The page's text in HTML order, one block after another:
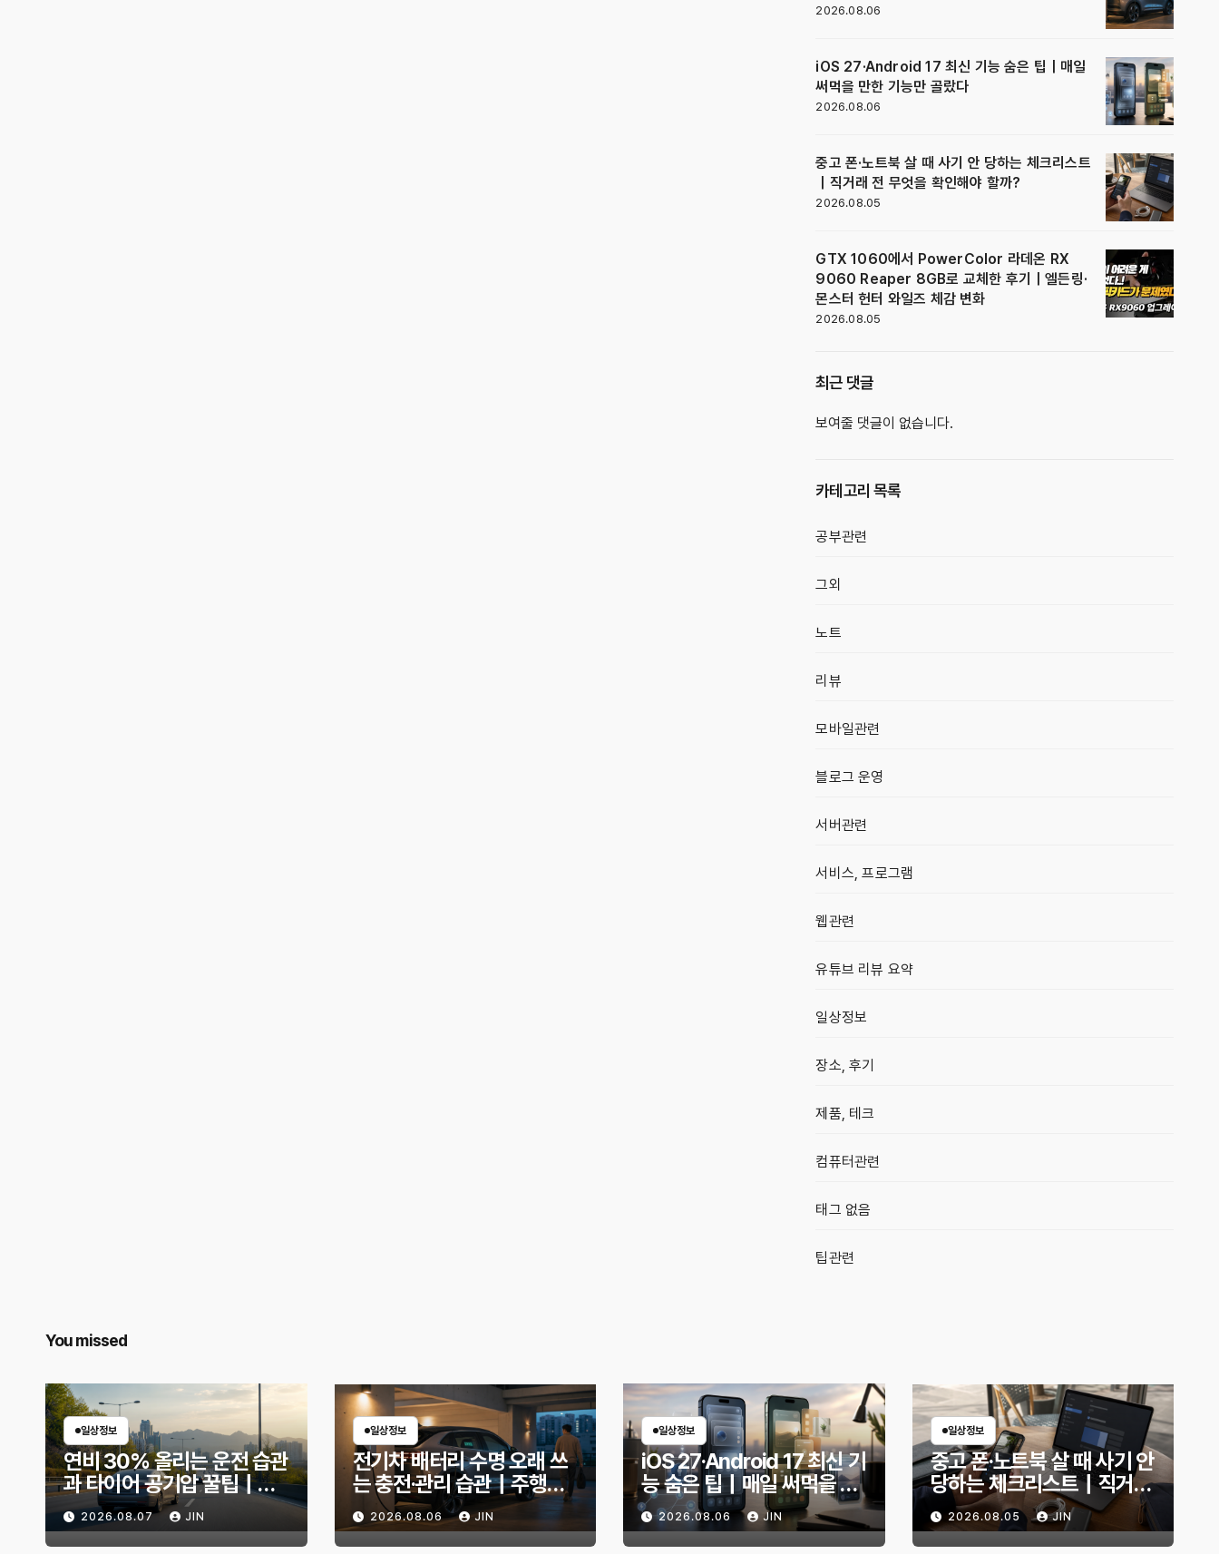
2026.08.06
iOS 27·Android 17 최신 기능 숨은 팁｜매일
써먹을 만한 기능만 골랐다
2026.08.06
중고 폰·노트북 살 때 사기 안 당하는 체크리스트
｜직거래 전 무엇을 확인해야 할까?
2026.08.05
GTX 1060에서 PowerColor 라데온 RX
9060 Reaper 8GB로 교체한 후기｜엘든링·
몬스터 헌터 와일즈 체감 변화
2026.08.05
최근 댓글
보여줄 댓글이 없습니다.
카테고리 목록
공부관련
그외
노트
리뷰
모바일관련
블로그 운영
서버관련
서비스, 프로그램
웹관련
유튜브 리뷰 요약
일상정보
장소, 후기
제품, 테크
컴퓨터관련
태그 없음
팁관련
You missed
일상정보
연비 30% 올리는 운전 습관
과 타이어 공기압 꿀팁｜주
유비가 달라지는 핵심은?
2026.08.07 JIN
일상정보
전기차 배터리 수명 오래 쓰
는 충전·관리 습관｜주행거
리 불안 줄이는 현실적인 방
법2026.08.06 JIN
일상정보
iOS 27·Android 17 최신 기
능 숨은 팁｜매일 써먹을 만
한 기능만 골랐다
2026.08.06 JIN
일상정보
중고 폰·노트북 살 때 사기 안
당하는 체크리스트｜직거래
전 무엇을 확인해야 할까?
2026.08.05 JIN